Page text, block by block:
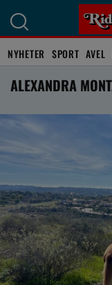
NYHETER SPORT AVEL
ALEXANDRA